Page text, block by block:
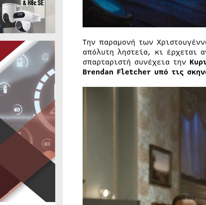
Την παραμονή των
απόλυτη ληστεία, κι έρχεται
σπαρταριστή συνέχεια την
Brendan Fletcher υπό τις